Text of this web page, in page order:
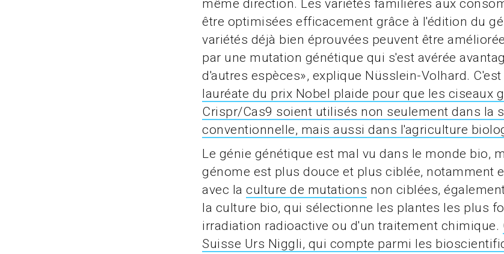
même direction. Les variétés familières aux
être optimisées efficacement grâce à l'édition du
variétés déjà bien éprouvées peuvent être
par une mutation génétique qui s'est avérée
d'autres espèces», explique Nüsslein-Volhard.
lauréate du prix Nobel plaide pour que les ciseaux
Crispr/Cas9 soient utilisés non seulement dans la
conventionnelle, mais aussi dans l'agriculture
Le génie génétique est mal vu dans le monde bio,
génome est plus douce et plus ciblée, notamment
avec la culture de mutations non ciblées,
la culture bio, qui sélectionne les plantes les plus
irradiation radioactive ou d'un traitement chimique.
Suisse Urs Niggli, qui compte parmi les